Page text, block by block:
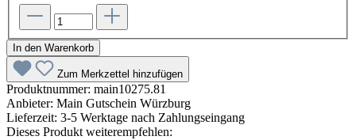
In den Warenkorb
Zum Merkzettel hinzufügen
Produktnummer: main10275.81
Anbieter: Main Gutschein Würzburg
Lieferzeit: 3-5 Werktage nach Zahlungseingang
Dieses Produkt weiterempfehlen: